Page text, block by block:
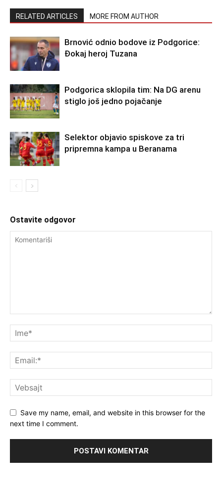
RELATED ARTICLES MORE FROM AUTHOR
Brnović odnio bodove iz Podgorice:
Đokaj heroj Tuzana
Podgorica sklopila tim: Na DG arenu
stiglo još jedno pojačanje
Selektor objavio spiskove za tri
pripremna kampa u Beranama
Ostavite odgovor
Save my name, email, and website in this browser for the
next time I comment.